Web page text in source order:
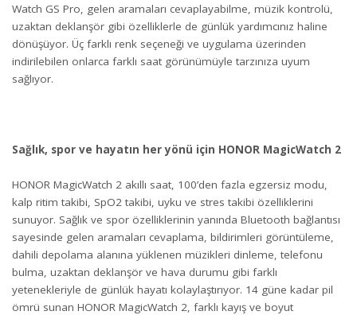
Watch GS Pro, gelen aramaları cevaplayabilme, müzik kontrolü,
uzaktan deklanşör gibi özelliklerle de günlük yardımcınız haline
dönüşüyor. Üç farklı renk seçeneği ve uygulama üzerinden
indirilebilen onlarca farklı saat görünümüyle tarzınıza uyum
sağlıyor.
Sağlık, spor ve hayatın her yönü için HONOR MagicWatch 2
HONOR MagicWatch 2 akıllı saat, 100’den fazla egzersiz modu,
kalp ritim takibi, SpO2 takibi, uyku ve stres takibi özelliklerini
sunuyor. Sağlık ve spor özelliklerinin yanında Bluetooth bağlantısı
sayesinde gelen aramaları cevaplama, bildirimleri görüntüleme,
dahili depolama alanına yüklenen müzikleri dinleme, telefonu
bulma, uzaktan deklanşör ve hava durumu gibi farklı
yetenekleriyle de günlük hayatı kolaylaştırıyor. 14 güne kadar pil
ömrü sunan HONOR MagicWatch 2, farklı kayış ve boyut